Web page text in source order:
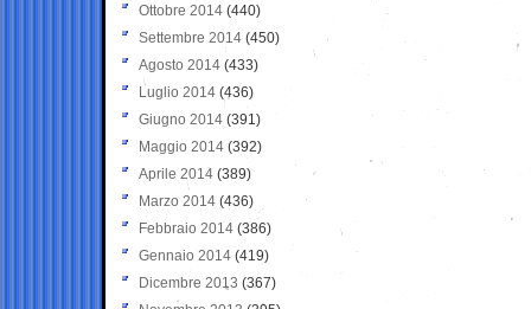
Ottobre 2014 (440)
Settembre 2014 (450)
Agosto 2014 (433)
Luglio 2014 (436)
Giugno 2014 (391)
Maggio 2014 (392)
Aprile 2014 (389)
Marzo 2014 (436)
Febbraio 2014 (386)
Gennaio 2014 (419)
Dicembre 2013 (367)